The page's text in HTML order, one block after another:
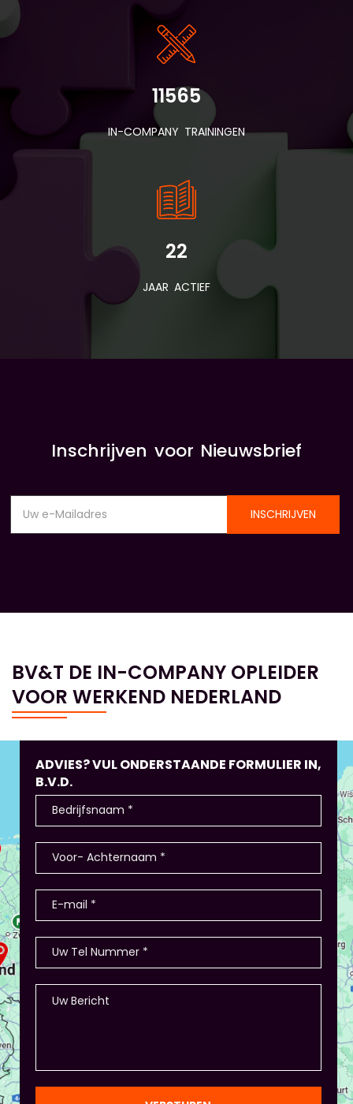
11565
IN-COMPANY TRAININGEN
22
JAAR ACTIEF
Inschrijven voor Nieuwsbrief
INSCHRIJVEN
BV&T DE IN-COMPANY OPLEIDER
VOOR WERKEND NEDERLAND
ADVIES? VUL ONDERSTAANDE FORMULIER IN,
B.V.D.